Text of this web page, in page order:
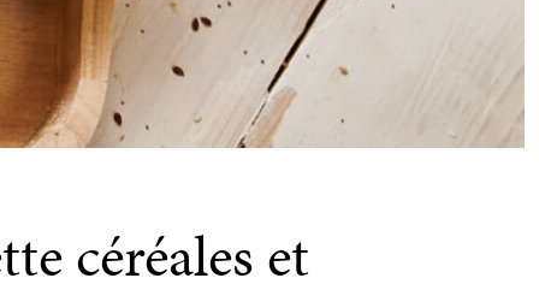
céréales et